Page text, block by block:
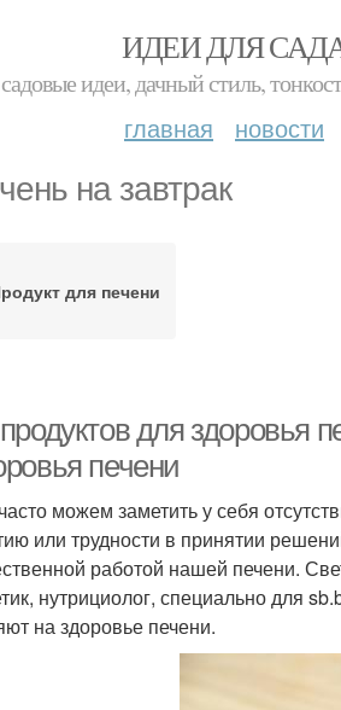
ИДЕИ ДЛЯ
садовые идеи, дачный стиль,
главная новости
на завтрак
для печени
для здоровья
печени
можем заметить у себя
или трудности в принятии
работой нашей печени.
нутрициолог, специально для
на здоровье печени.